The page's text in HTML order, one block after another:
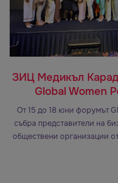
ЗИЦ Медикъл
Global Women
От 15 до 18 юни форумът
събра представители на
обществени организации